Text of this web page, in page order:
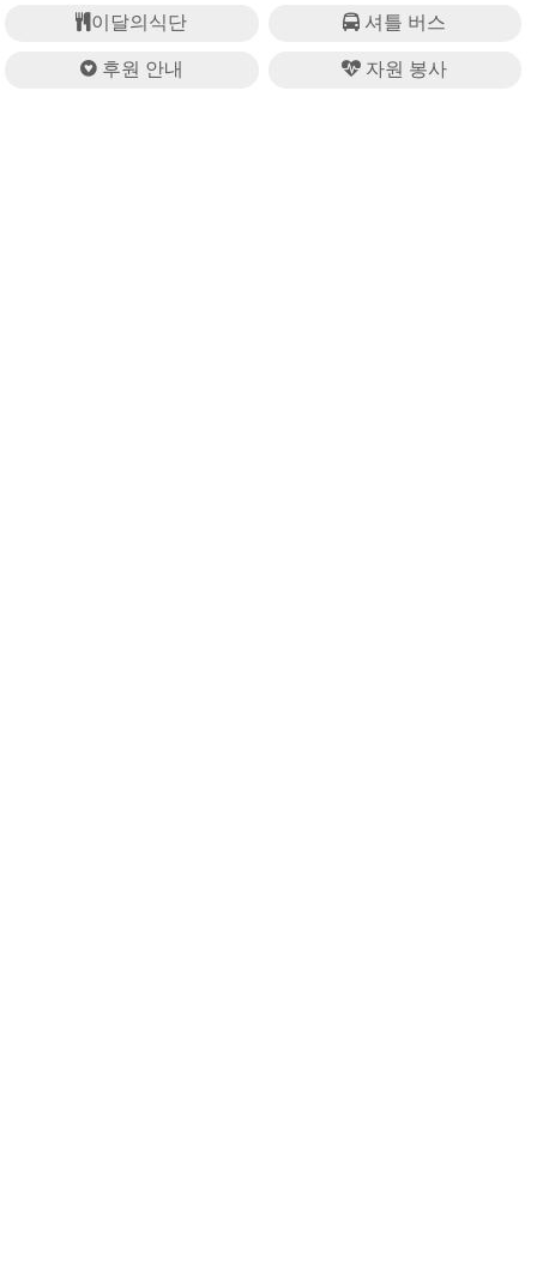
이달의식단 셔틀 버스
후원 안내 자원 봉사